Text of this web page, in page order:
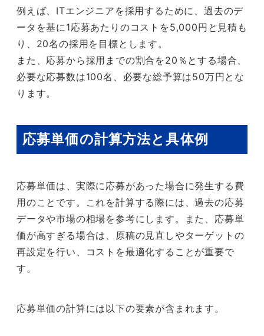
例えば、ITエンジニアを採用するために、過去のデ
ータを基に1応募あたりのコストを5,000円と見積も
り、20名の採用を目標とします。
また、応募から採用までの割合を20％とする場合、
必要な応募数は100名、必要な総予算は50万円とな
ります。
応募単価の計算方法と具体例
応募単価は、実際に応募があった場合に発生する費
用のことです。これを計算する際には、過去の応募
データや市場の相場を参考にします。また、応募単
価が高すぎる場合は、原稿の見直しやターゲットの
再設定を行い、コストを最適化することが重要で
す。
応募単価の計算には以下の要素が含まれます。